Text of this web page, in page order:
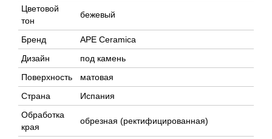
Цветовой
тон
бежевый
Бренд
APE Ceramica
Дизайн
под камень
Поверхность
матовая
Страна
Испания
Обработка
края
обрезная (ректифицированная)